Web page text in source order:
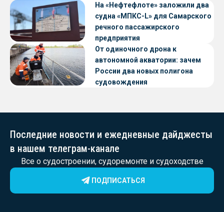
судов с малой осадкой
На «Нефтефлоте» заложили два
судна «МПКС-L» для Самарского
речного пассажирского
предприятия
От одиночного дрона к
автономной акватории: зачем
России два новых полигона
судовождения
Последние новости и ежедневные дайджесты
в нашем телеграм-канале
Все о судостроении, судоремонте и судоходстве
ПОДПИСАТЬСЯ